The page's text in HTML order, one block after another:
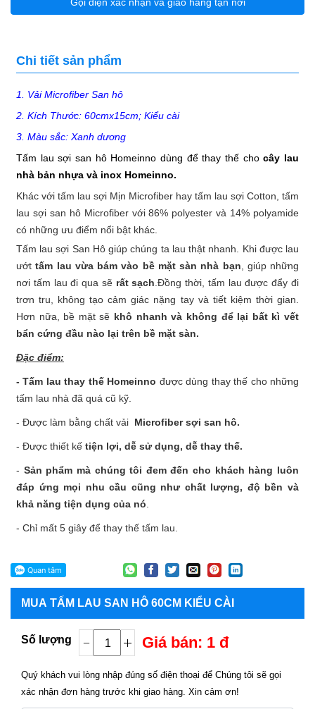
Chi tiết sản phẩm
1. Vải Microfiber San hô
2. Kích Thước: 60cmx15cm; Kiểu cài
3. Màu sắc: Xanh dương
Tấm lau sợi san hô Homeinno dùng để thay thế chocây lau
nhà bản nhựa và inox Homeinno.
Khác với tấm lau sợi Mịn Microfiber hay tấm lau sợi Cotton, tấm
lau sợi san hô Microfiber với 86% polyester và 14% polyamide
có những ưu điểm nổi bật khác.
Tấm lau sợi San Hô giúp chúng ta lau thật nhanh. Khi được lau
ướttấm lau vừa bám vào bề mặt sàn nhà bạn , giúp những
nơi tấm lau đi qua sẽrất sạch .Đồng thời, tấm lau được đẩy đi
trơn tru, không tạo cảm giác nặng tay và tiết kiệm thời gian.
Hơn nữa, bề mặt sẽ khô nhanh và không để lại bất kì vết
bẩn cứng đầu nào lại trên bề mặt sàn.
Đặc điểm:
- Tấm lau thay thế Homeinno được dùng thay thế cho những
tấm lau nhà đã quá cũ kỹ.
- Được làm bằng chất vải Microfiber sợi san hô.
- Được thiết kế tiện lợi, dễ sử dụng, dễ thay thế.
- Sản phẩm mà chúng tôi đem đến cho khách hàng luôn
đáp ứng mọi nhu cầu cũng như chất lượng, độ bền và
khả năng tiện dụng của nó
- Chỉ mất 5 giây để thay thế tấm lau.
MUA TẤM LAU SAN HÔ 60CM KIỂU CÀI
Số lượng Giá bán: 1 đ
Quý khách vui lòng nhập đúng số điện thoại để Chúng tôi sẽ gọi
xác nhận đơn hàng trước khi giao hàng. Xin cảm ơn!